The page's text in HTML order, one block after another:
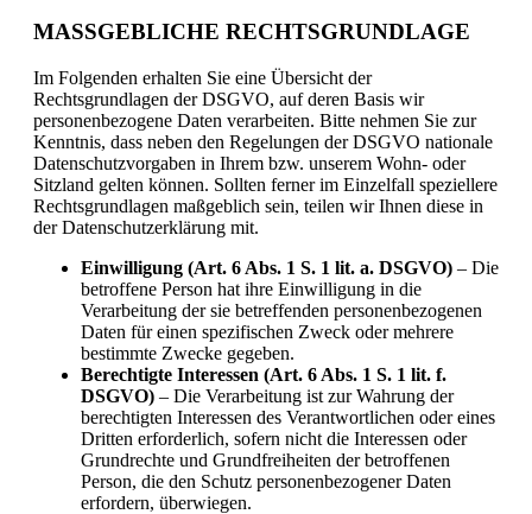
MASSGEBLICHE RECHTSGRUNDLAGE
Im Folgenden erhalten Sie eine Übersicht der
Rechtsgrundlagen der DSGVO, auf deren Basis wir
personenbezogene Daten verarbeiten. Bitte nehmen Sie zur
Kenntnis, dass neben den Regelungen der DSGVO nationale
Datenschutzvorgaben in Ihrem bzw. unserem Wohn- oder
Sitzland gelten können. Sollten ferner im Einzelfall speziellere
Rechtsgrundlagen maßgeblich sein, teilen wir Ihnen diese in
der Datenschutzerklärung mit.
Einwilligung (Art. 6 Abs. 1 S. 1 lit. a. DSGVO) – Die
betroffene Person hat ihre Einwilligung in die
Verarbeitung der sie betreffenden personenbezogenen
Daten für einen spezifischen Zweck oder mehrere
bestimmte Zwecke gegeben.
Berechtigte Interessen (Art. 6 Abs. 1 S. 1 lit. f.
DSGVO) – Die Verarbeitung ist zur Wahrung der
berechtigten Interessen des Verantwortlichen oder eines
Dritten erforderlich, sofern nicht die Interessen oder
Grundrechte und Grundfreiheiten der betroffenen
Person, die den Schutz personenbezogener Daten
erfordern, überwiegen.